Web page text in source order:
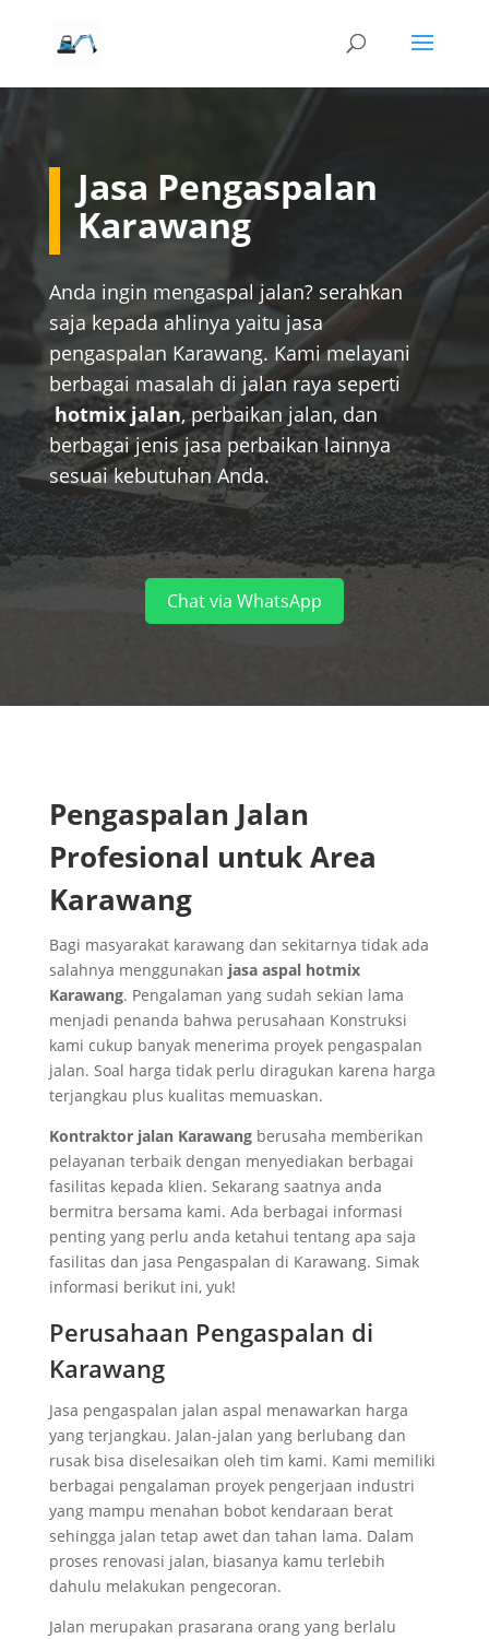
Jasa Pengaspalan
Karawang
Anda ingin mengaspal jalan? serahkan
saja kepada ahlinya yaitujasa
pengaspalan Karawang. Kami melayani
berbagai masalah di jalan raya seperti
hotmix jalan, perbaikan jalan, dan
berbagai jenis jasa perbaikan lainnya
sesuai kebutuhan Anda.
Chat via WhatsApp
Pengaspalan Jalan
Profesional untuk Area
Karawang
Bagi masyarakat karawang dan sekitarnya tidak ada
salahnya menggunakan jasa aspal hotmix
Karawang. Pengalaman yang sudah sekian lama
menjadi penanda bahwa perusahaan Konstruksi
kami cukup banyak menerima proyek pengaspalan
jalan. Soal harga tidak perlu diragukan karena harga
terjangkau plus kualitas memuaskan.
Kontraktor jalan Karawangberusaha memberikan
pelayanan terbaik dengan menyediakan berbagai
fasilitas kepada klien. Sekarang saatnya anda
bermitra bersama kami. Ada berbagai informasi
penting yang perlu anda ketahui tentang apa saja
fasilitas dan jasa Pengaspalan di Karawang. Simak
informasi berikut ini, yuk!
Perusahaan Pengaspalan di
Karawang
Jasa pengaspalan jalan aspal menawarkan harga
yang terjangkau. Jalan-jalan yang berlubang dan
rusak bisa diselesaikan oleh tim kami. Kami memiliki
berbagai pengalaman proyek pengerjaan industri
yang mampu menahan bobot kendaraan berat
sehingga jalan tetap awet dan tahan lama. Dalam
proses renovasi jalan, biasanya kamu terlebih
dahulu melakukan pengecoran.
Jalan merupakan prasarana orang yang berlalu